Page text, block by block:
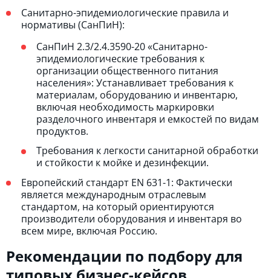
Санитарно-эпидемиологические правила и
нормативы (СанПиН):
СанПиН 2.3/2.4.3590-20 «Санитарно-
эпидемиологические требования к
организации общественного питания
населения»: Устанавливает требования к
материалам, оборудованию и инвентарю,
включая необходимость маркировки
разделочного инвентаря и емкостей по видам
продуктов.
Требования к легкости санитарной обработки
и стойкости к мойке и дезинфекции.
Европейский стандарт EN 631-1: Фактически
является международным отраслевым
стандартом, на который ориентируются
производители оборудования и инвентаря во
всем мире, включая Россию.
Рекомендации по подбору для